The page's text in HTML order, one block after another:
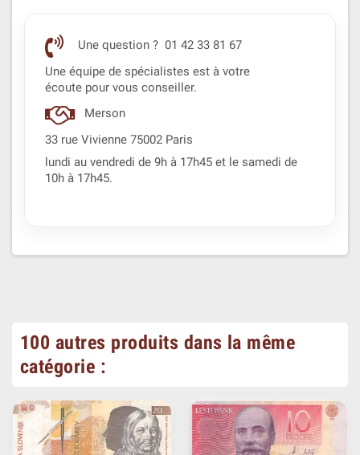
Une question ? 01 42 33 81 67
Une équipe de spécialistes est à votre
écoute pour vous conseiller.
Merson
33 rue Vivienne 75002 Paris
lundi au vendredi de 9h à 17h45 et le samedi de
10h à 17h45.
100 autres produits dans la même
catégorie :